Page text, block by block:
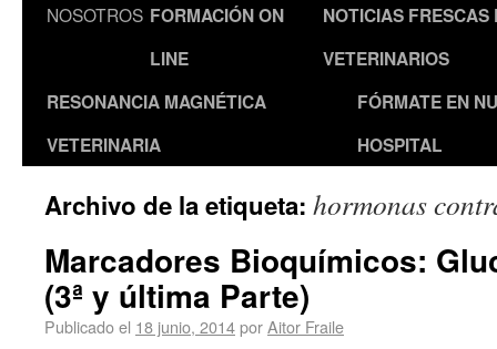
NOSOTROS FORMACIÓN ON
LINE
NOTICIAS FRESCAS
VETERINARIOS
RESONANCIA MAGNÉTICA
VETERINARIA
FÓRMATE EN
HOSPITAL
Archivo de la etiqueta: hormonas
Marcadores Bioquímicos:
(3ª y última Parte)
Publicado el 18 junio, 2014porAitor Fraile